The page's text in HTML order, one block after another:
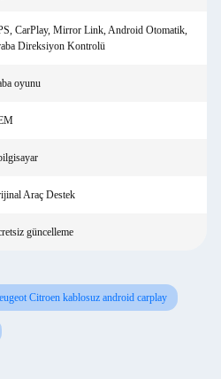
CarPlay, Mirror Link, Android Otomatik,
Direksiyon Kontrolü
oyunu
Araç Destek
güncelleme
Citroen kablosuz android carplay